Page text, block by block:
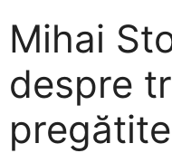
Mihai
despre